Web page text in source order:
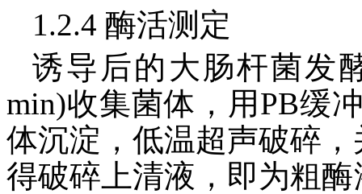
1.2.4 酶活测定
诱导后的大肠杆菌发
min)收集菌体，用PB缓
体沉淀，低温超声破碎
得破碎上清液，即为粗酶